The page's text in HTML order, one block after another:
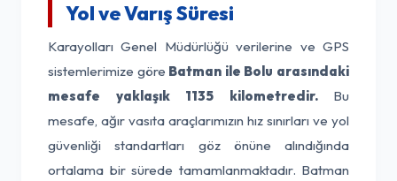
Yol ve Varış Süresi
Karayolları Genel Müdürlüğü verilerine ve GPS
sistemlerimize göre Batman ile Bolu arasındaki
mesafe yaklaşık 1135 kilometredir.Bu
mesafe, ağır vasıta araçlarımızın hız sınırları ve yol
güvenliği standartları göz önüne alındığında
ortalama bir sürede tamamlanmaktadır. Batman